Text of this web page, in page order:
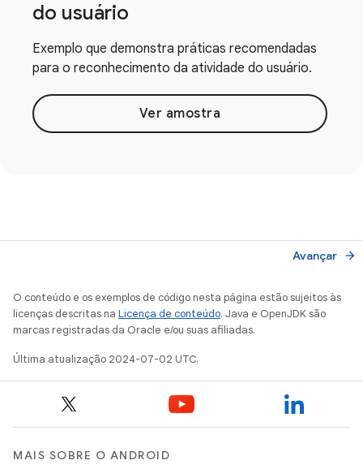
do usuário
Exemplo que demonstra práticas recomendadas
para o reconhecimento da atividade do usuário.
Ver amostra
Avançar arrow_forward
O conteúdo e os exemplos de código nesta página estão sujeitos às
licenças descritas na Licença de conteúdo. Java e OpenJDK são
marcas registradas da Oracle e/ou suas afiliadas.
Última atualização 2024-07-02 UTC.
MAIS SOBRE O ANDROID